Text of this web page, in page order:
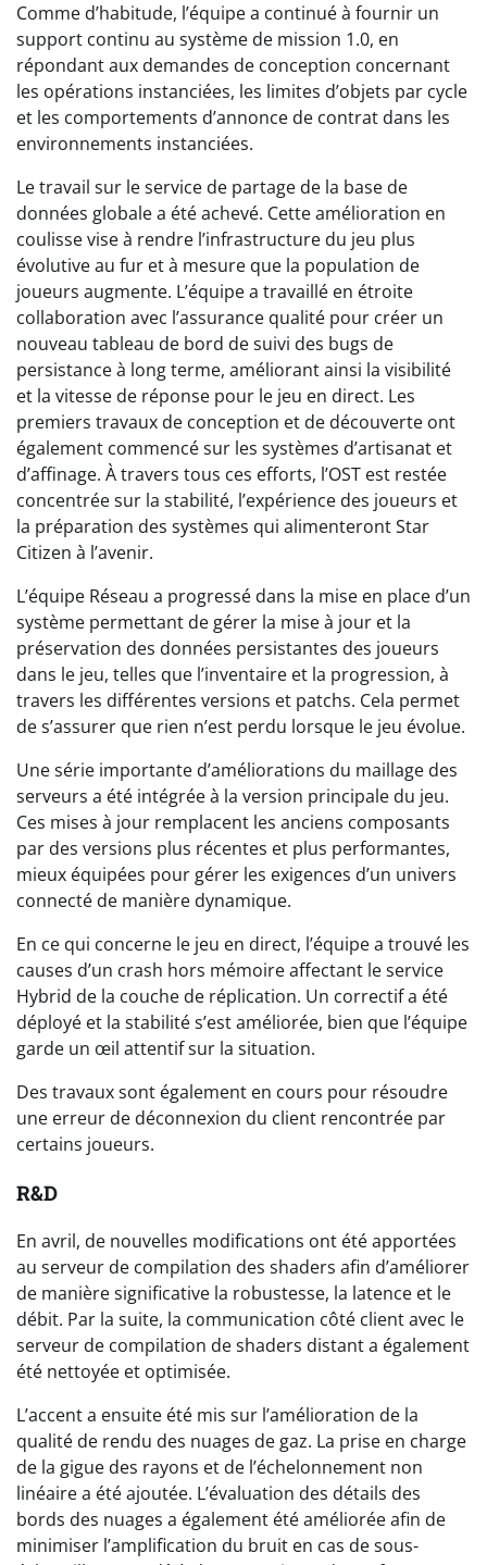
Comme d’habitude, l’équipe a continué à fournir un
support continu au système de mission 1.0, en
répondant aux demandes de conception concernant
les opérations instanciées, les limites d’objets par cycle
et les comportements d’annonce de contrat dans les
environnements instanciées.
Le travail sur le service de partage de la base de
données globale a été achevé. Cette amélioration en
coulisse vise à rendre l’infrastructure du jeu plus
évolutive au fur et à mesure que la population de
joueurs augmente. L’équipe a travaillé en étroite
collaboration avec l’assurance qualité pour créer un
nouveau tableau de bord de suivi des bugs de
persistance à long terme, améliorant ainsi la visibilité
et la vitesse de réponse pour le jeu en direct. Les
premiers travaux de conception et de découverte ont
également commencé sur les systèmes d’artisanat et
d’affinage. À travers tous ces efforts, l’OST est restée
concentrée sur la stabilité, l’expérience des joueurs et
la préparation des systèmes qui alimenteront Star
Citizen à l’avenir.
L’équipe Réseau a progressé dans la mise en place d’un
système permettant de gérer la mise à jour et la
préservation des données persistantes des joueurs
dans le jeu, telles que l’inventaire et la progression, à
travers les différentes versions et patchs. Cela permet
de s’assurer que rien n’est perdu lorsque le jeu évolue.
Une série importante d’améliorations du maillage des
serveurs a été intégrée à la version principale du jeu.
Ces mises à jour remplacent les anciens composants
par des versions plus récentes et plus performantes,
mieux équipées pour gérer les exigences d’un univers
connecté de manière dynamique.
En ce qui concerne le jeu en direct, l’équipe a trouvé les
causes d’un crash hors mémoire affectant le service
Hybrid de la couche de réplication. Un correctif a été
déployé et la stabilité s’est améliorée, bien que l’équipe
garde un œil attentif sur la situation.
Des travaux sont également en cours pour résoudre
une erreur de déconnexion du client rencontrée par
certains joueurs.
R&D
En avril, de nouvelles modifications ont été apportées
au serveur de compilation des shaders afin d’améliorer
de manière significative la robustesse, la latence et le
débit. Par la suite, la communication côté client avec le
serveur de compilation de shaders distant a également
été nettoyée et optimisée.
L’accent a ensuite été mis sur l’amélioration de la
qualité de rendu des nuages de gaz. La prise en charge
de la gigue des rayons et de l’échelonnement non
linéaire a été ajoutée. L’évaluation des détails des
bords des nuages a également été améliorée afin de
minimiser l’amplification du bruit en cas de sous-